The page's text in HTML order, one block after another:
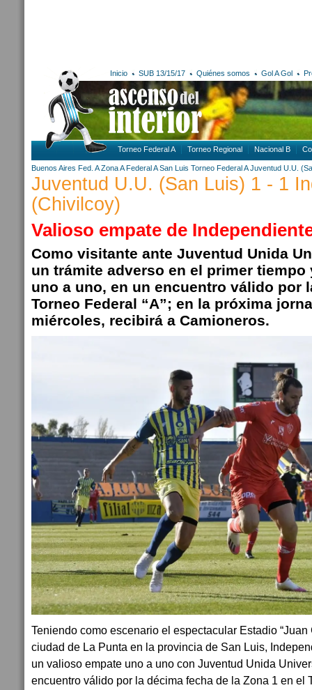
Inicio SUB 13/15/17 Quiénes somos Gol A Gol
Torneo Federal A Torneo Regional Nacional B
Buenos Aires Fed. A Zona A Federal A San Luis Torneo Federal A Juventud U.U.
Juventud U.U. (San Luis) 1 - 1
(Chivilcoy)
Valioso empate de
Como visitante ante Juventud Unida
un trámite adverso en el primer
uno a uno, en un encuentro válido por
Torneo Federal “A”; en la próxima
miércoles, recibirá a Camioneros.
Teniendo como escenario el espectacular Estadio “Juan
ciudad de La Punta en la provincia de San Luis,
un valioso empate uno a uno con Juventud Unida
encuentro válido por la décima fecha de la Zona 1 en el